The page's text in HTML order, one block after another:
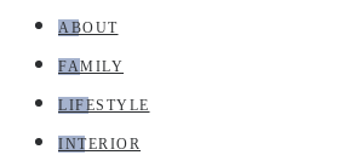
ABOUT
FAMILY
LIFESTYLE
INTERIOR